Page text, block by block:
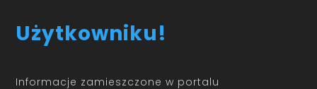
Użytkowniku!
Informacje zamieszczone w portalu